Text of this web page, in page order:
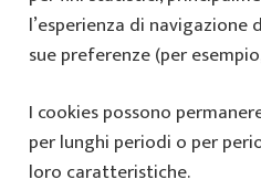
l’esperienza di navigazione
sue preferenze (per
I cookies possono
per lunghi periodi o per
loro caratteristiche.